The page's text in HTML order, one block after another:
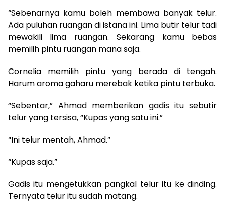
“Sebenarnya kamu boleh membawa banyak telur.
Ada puluhan ruangan di istana ini. Lima butir telur tadi
mewakili lima ruangan. Sekarang kamu bebas
memilih pintu ruangan mana saja.
Cornelia memilih pintu yang berada di tengah.
Harum aroma gaharu merebak ketika pintu terbuka.
“Sebentar,” Ahmad memberikan gadis itu sebutir
telur yang tersisa, “Kupas yang satu ini.”
“Ini telur mentah, Ahmad.”
“Kupas saja.”
Gadis itu mengetukkan pangkal telur itu ke dinding.
Ternyata telur itu sudah matang.